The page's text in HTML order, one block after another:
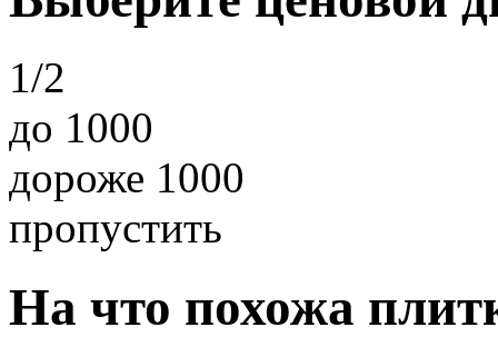
1/2
до 1000
дороже 1000
пропустить
На что похожа